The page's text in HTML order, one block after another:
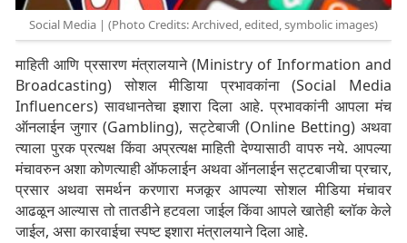
Social Media | (Photo Credits: Archived, edited, symbolic images)
माहिती आणि प्रसारण मंत्रालयाने (Ministry of Information and
Broadcasting) सोशल मीडिाया प्रभावकांना (Social Media
Influencers) सावधानतेचा इशारा दिला आहे. प्रभावकांनी आपला मंच
ऑनलाईन जुगार (Gambling), सट्टेबाजी (Online Betting) अथवा
त्याला पुरक प्रत्यक्ष किंवा अप्रत्यक्ष माहिती देण्यासाठी वापरु नये. आपल्या
मंचावरुन अशा कोणत्याही ऑफलाईन अथवा ऑनलाईन सट्टबाजीचा प्रचार,
प्रसार अथवा समर्थन करणारा मजकूर आपल्या सोशल मीडिया मंचावर
आढळून आल्यास तो तातडीने हटवला जाईल किंवा आपले खातेही ब्लॉक केले
जाईल, असा कारवाईचा स्पष्ट इशारा मंत्रालयाने दिला आहे.